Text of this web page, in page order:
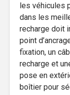
les véhicules
dans les
recharge doit
point
fixation, un
recharge et
pose en
boîtier pour